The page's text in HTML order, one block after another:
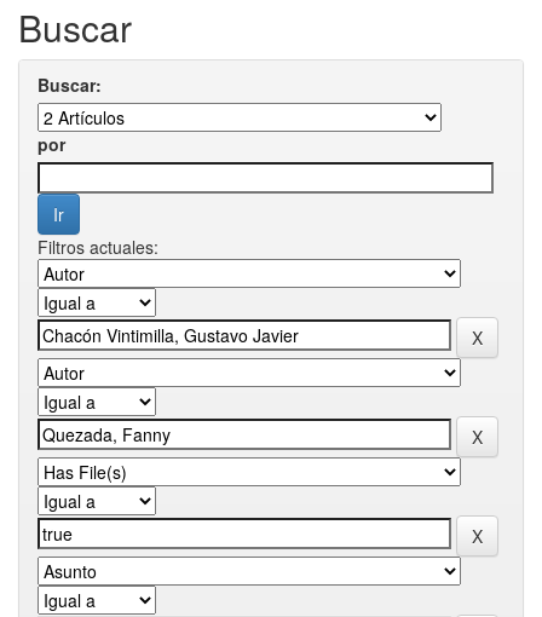
Buscar
Buscar:
por
Filtros actuales: